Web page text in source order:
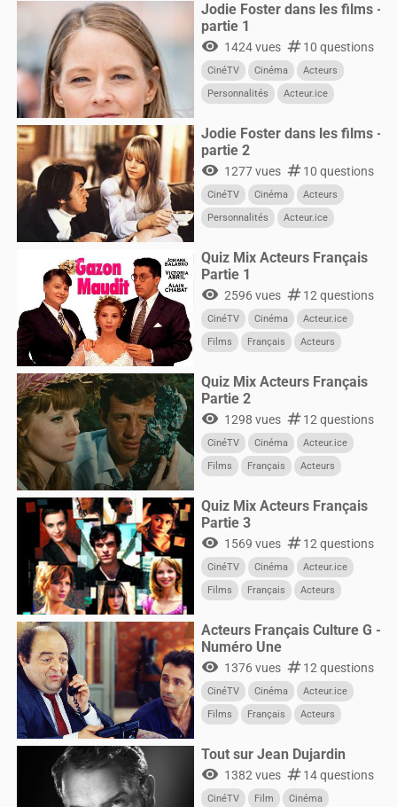
Jodie Foster dans les films -
partie 1
visibility 1424 vues numbers10 questions
CinéTV Cinéma
Acteurs
Personnalités
Acteur.ice
Jodie Foster dans les films -
partie 2
visibility 1277 vues numbers10 questions
CinéTV Cinéma
Acteurs
Personnalités
Acteur.ice
Quiz Mix Acteurs Français
Partie 1
visibility 2596 vues numbers12 questions
CinéTV Cinéma
Acteur.ice
Films
Français Acteurs
Quiz Mix Acteurs Français
Partie 2
visibility 1298 vues numbers12 questions
CinéTV Cinéma
Acteur.ice
Films
Français Acteurs
Quiz Mix Acteurs Français
Partie 3
visibility 1569 vues numbers12 questions
CinéTV Cinéma
Acteur.ice
Films
Français Acteurs
Acteurs Français Culture G -
Numéro Une
visibility 1376 vues numbers12 questions
CinéTV Cinéma
Acteur.ice
Films
Français Acteurs
Tout sur Jean Dujardin
visibility 1382 vues numbers14 questions
CinéTV Film
Cinéma